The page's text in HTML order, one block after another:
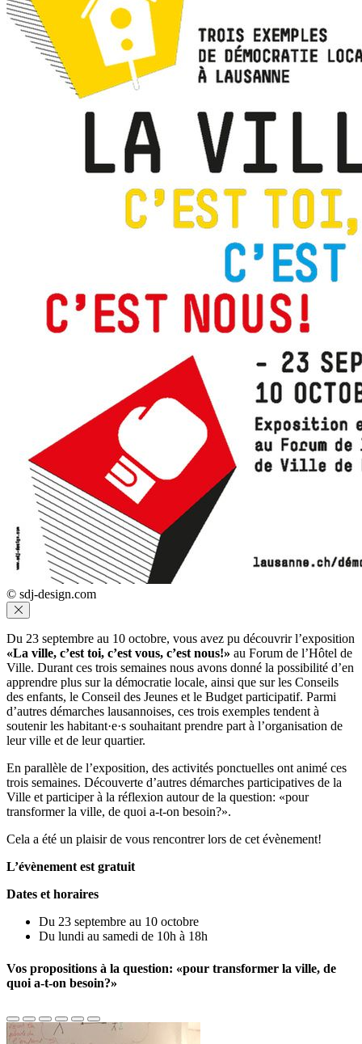
© sdj-design.com
Du 23 septembre au 10 octobre, vous avez pu découvrir l’exposition
«La ville, c’est toi, c’est vous, c’est nous!» au Forum de l’Hôtel de
Ville. Durant ces trois semaines nous avons donné la possibilité d’en
apprendre plus sur la démocratie locale, ainsi que sur les Conseils
des enfants, le Conseil des Jeunes et le Budget participatif. Parmi
d’autres démarches lausannoises, ces trois exemples tendent à
soutenir les habitant·e·s souhaitant prendre part à l’organisation de
leur ville et de leur quartier.
En parallèle de l’exposition, des activités ponctuelles ont animé ces
trois semaines. Découverte d’autres démarches participatives de la
Ville et participer à la réflexion autour de la question: «pour
transformer la ville, de quoi a-t-on besoin?».
Cela a été un plaisir de vous rencontrer lors de cet évènement!
L’évènement est gratuit
Dates et horaires
Du 23 septembre au 10 octobre
Du lundi au samedi de 10h à 18h
Vos propositions à la question: «pour transformer la ville, de
quoi a-t-on besoin?»